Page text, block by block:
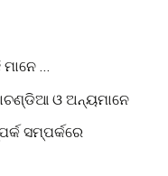
…
ଓ ଅନ୍ୟମାନେ
ସମ୍ପର୍କରେ